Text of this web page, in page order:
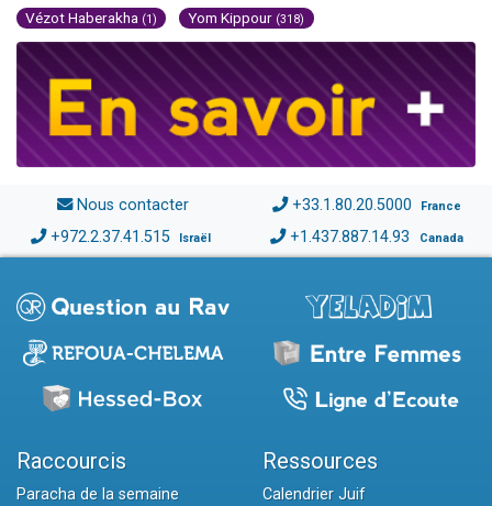
Vézot Haberakha (1) Yom Kippour (318)
Nous contacter +33.1.80.20.5000 France
+972.2.37.41.515 Israël +1.437.887.14.93 Canada
Raccourcis
Paracha de la semaine
Ressources
Calendrier Juif